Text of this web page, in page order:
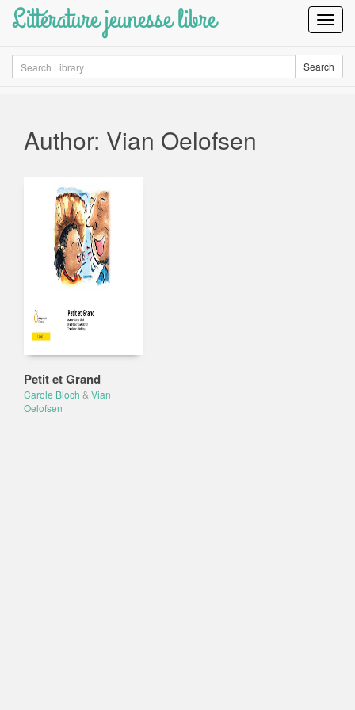
Littérature jeunesse libre
Search Search
Author: Vian Oelofsen
Petit et Grand
Carole Bloch & Vian
Oelofsen